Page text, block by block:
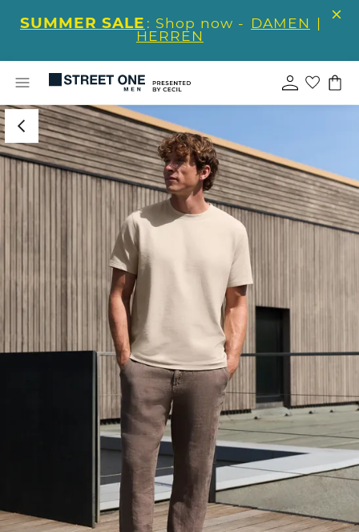
SUMMER SALE : Shop now - DAMEN |
HERREN